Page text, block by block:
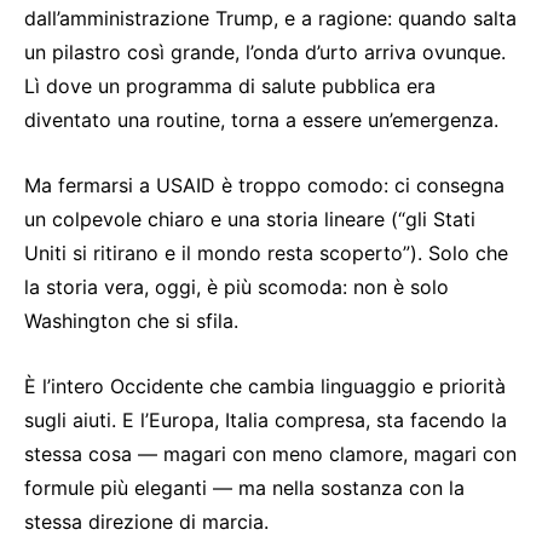
dall’amministrazione Trump, e a ragione: quando salta
un pilastro così grande, l’onda d’urto arriva ovunque.
Lì dove un programma di salute pubblica era
diventato una routine, torna a essere un’emergenza.
Ma fermarsi a USAID è troppo comodo: ci consegna
un colpevole chiaro e una storia lineare (“gli Stati
Uniti si ritirano e il mondo resta scoperto”). Solo che
la storia vera, oggi, è più scomoda: non è solo
Washington che si sfila.
È l’intero Occidente che cambia linguaggio e priorità
sugli aiuti. E l’Europa, Italia compresa, sta facendo la
stessa cosa — magari con meno clamore, magari con
formule più eleganti — ma nella sostanza con la
stessa direzione di marcia.